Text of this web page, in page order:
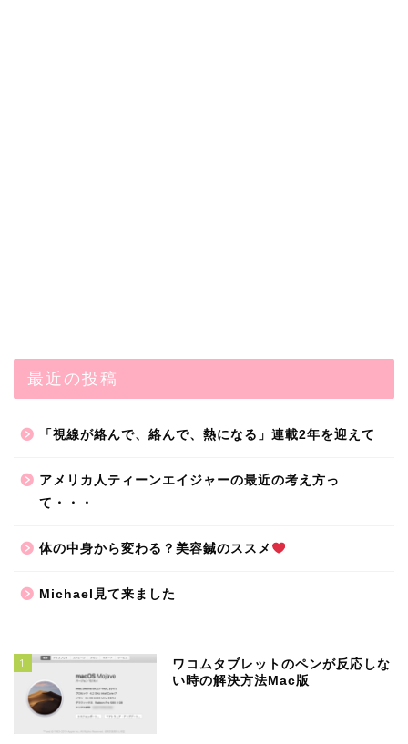
最近の投稿
「視線が絡んで、絡んで、熱になる」連載2年を迎えて
アメリカ人ティーンエイジャーの最近の考え方っ
て・・・
体の中身から変わる？美容鍼のススメ
Michael見て来ました
1
ワコムタブレットのペンが反応しな
い時の解決方法Mac版